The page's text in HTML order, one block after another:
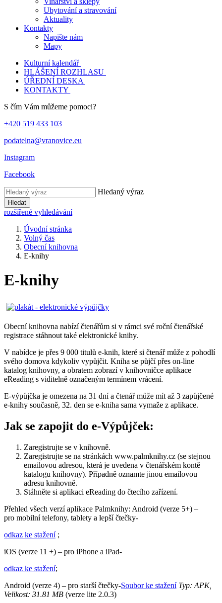
Ubytování a stravování
Aktuality
Kontakty
Napište nám
Mapy
Kulturní kalendář
HLÁŠENÍ ROZHLASU
ÚŘEDNÍ DESKA
KONTAKTY
S čím Vám můžeme pomoci?
+420 519 433 103
podatelna@vranovice.eu
Instagram
Facebook
Hledaný výraz
Hledat
rozšířené vyhledávání
Úvodní stránka
Volný čas
Obecní knihovna
E-knihy
E-knihy
Obecní knihovna nabízí čtenářům si v rámci své roční čtenářské
registrace stáhnout také elektronické knihy.
V nabídce je přes 9 000 titulů e-knih, které si čtenář může z pohodlí
svého domova kdykoliv vypůjčit. Kniha se půjčí přes on-line
katalog knihovny, a obratem zobrazí v knihovničce aplikace
eReading s viditelně označeným termínem vrácení.
E-výpůjčka je omezena na 31 dní a čtenář může mít až 3 zapůjčené
e-knihy současně, 32. den se e-kniha sama vymaže z aplikace.
Jak se zapojit do e-Výpůjček:
Zaregistrujte se v knihovně.
Zaregistrujte se na stránkách www.palmknihy.cz (se stejnou
emailovou adresou, která je uvedena v čtenářském kontě
katalogu knihovny). Případně oznamte jinou emailovou
adresu knihovně.
Stáhněte si aplikaci eReading do čtecího zařízení.
Přehled všech verzí aplikace Palmknihy: Android (verze 5+) –
pro mobilní telefony, tablety a lepší čtečky-
odkaz ke stažení;
iOS (verze 11 +) – pro iPhone a iPad-
odkaz ke stažení;
Android (verze 4) – pro starší čtečky-Soubor ke staženíTyp: APK,
Velikost: 31.81 MB (verze lite 2.0.3)